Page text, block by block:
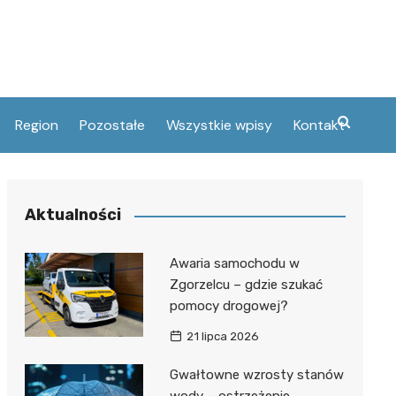
w
Oświaty
Region Pozostałe Wszystkie wpisy Kontakt
Aktualności
Awaria samochodu w
Zgorzelcu – gdzie szukać
pomocy drogowej?
21 lipca 2026
Gwałtowne wzrosty stanów